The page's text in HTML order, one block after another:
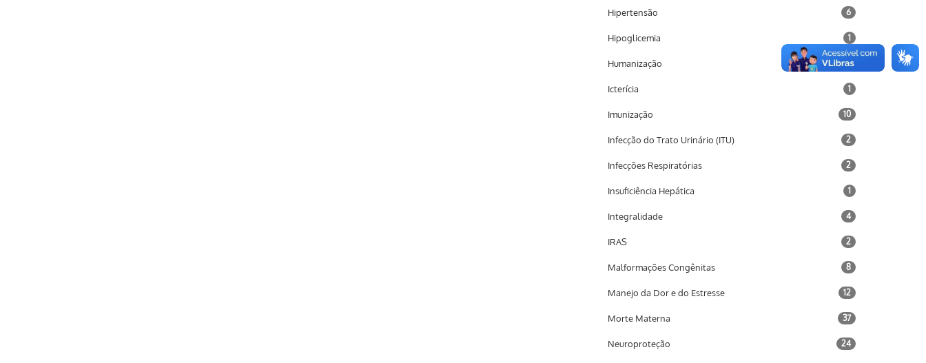
Hipertensão 6
Hipoglicemia 1
Humanização 2
Icterícia 1
Imunização 10
Infecção do Trato Urinário (ITU) 2
Infecções Respiratórias 2
Insuficiência Hepática 1
Integralidade 4
IRAS 2
Malformações Congênitas 8
Manejo da Dor e do Estresse 12
Morte Materna 37
Neuroproteção 24